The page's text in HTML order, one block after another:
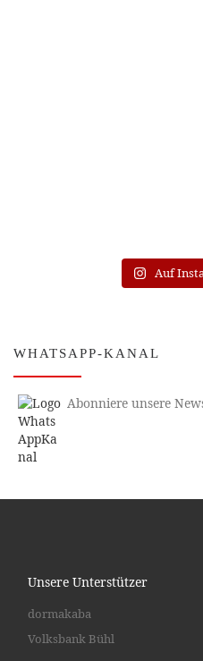
Auf
WHATSAPP-KANAL
Abonniere unsere
Unsere Unterstützer
dormakaba
Volksbank Bühl